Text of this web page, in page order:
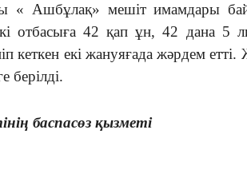
« Ашбұлақ» мешіт имамдары бай
отбасыға 42 қап ұн, 42 дана 5
кеткен екі жануяғада жәрдем етті.
берілді.
баспасөз қызметі